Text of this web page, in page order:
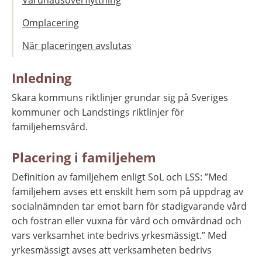
Omplacering
När placeringen avslutas
Inledning
Skara kommuns riktlinjer grundar sig på Sveriges
kommuner och Landstings riktlinjer för
familjehemsvård.
Placering i familjehem
Definition av familjehem enligt SoL och LSS: ”Med
familjehem avses ett enskilt hem som på uppdrag av
socialnämnden tar emot barn för stadigvarande vård
och fostran eller vuxna för vård och omvårdnad och
vars verksamhet inte bedrivs yrkesmässigt.” Med
yrkesmässigt avses att verksamheten bedrivs